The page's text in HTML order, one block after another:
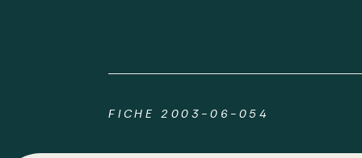
FICHE 2003-06-054